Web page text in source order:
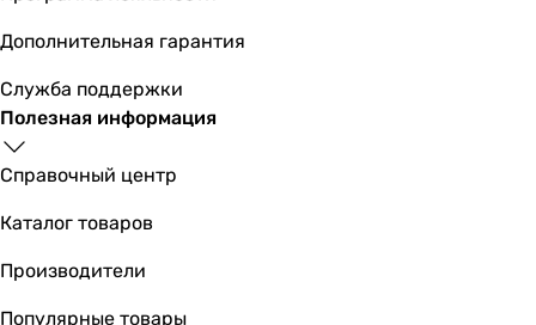
3.61
3.61
3.61
-
3.72
2.31
3.76
3.61
Дополнительная гарантия
Служба поддержки
Полезная информация
Справочный центр
Каталог товаров
Производители
Популярные товары